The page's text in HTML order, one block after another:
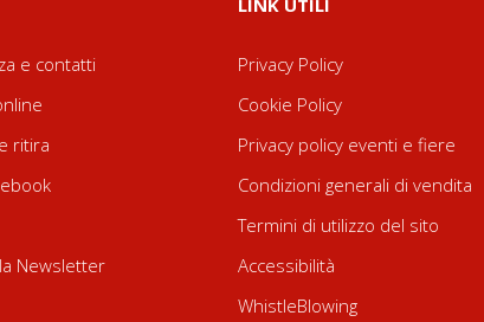
e contatti
ritira
Newsletter
LINK UTILI
Privacy Policy
Cookie Policy
Privacy policy eventi e fiere
Condizioni generali di vendita
Termini di utilizzo del sito
Accessibilità
WhistleBlowing